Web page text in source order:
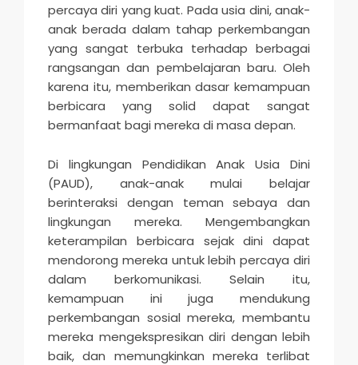
percaya diri yang kuat. Pada usia dini, anak-
anak berada dalam tahap perkembangan
yang sangat terbuka terhadap berbagai
rangsangan dan pembelajaran baru. Oleh
karena itu, memberikan dasar kemampuan
berbicara yang solid dapat sangat
bermanfaat bagi mereka di masa depan.
Di lingkungan Pendidikan Anak Usia Dini
(PAUD), anak-anak mulai belajar
berinteraksi dengan teman sebaya dan
lingkungan mereka. Mengembangkan
keterampilan berbicara sejak dini dapat
mendorong mereka untuk lebih percaya diri
dalam berkomunikasi. Selain itu,
kemampuan ini juga mendukung
perkembangan sosial mereka, membantu
mereka mengekspresikan diri dengan lebih
baik, dan memungkinkan mereka terlibat